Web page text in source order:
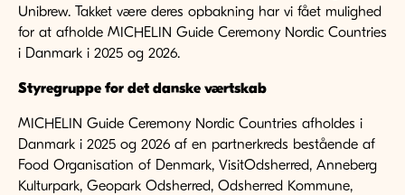
Unibrew. Takket være deres opbakning har vi fået mulighed
for at afholde MICHELIN Guide Ceremony Nordic Countries
i Danmark i 2025 og 2026.
Styregruppe for det danske værtskab
MICHELIN Guide Ceremony Nordic Countries afholdes i
Danmark i 2025 og 2026 af en partnerkreds bestående af
Food Organisation of Denmark, VisitOdsherred, Anneberg
Kulturpark, Geopark Odsherred, Odsherred Kommune,